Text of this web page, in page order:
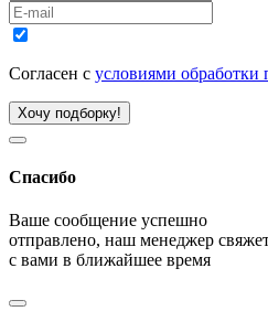
Согласен с условиями
Хочу подборку!
Спасибо
Ваше сообщение успешно
отправлено, наш менеджер
с вами в ближайшее время